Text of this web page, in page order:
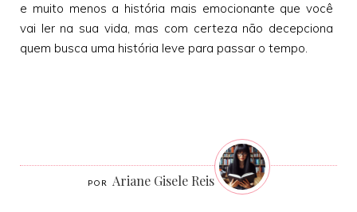
e muito menos a história mais emocionante que você
vai ler na sua vida, mas com certeza não decepciona
quem busca uma história leve para passar o tempo.
Ariane Gisele Reis